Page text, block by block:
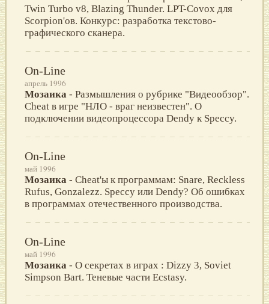
Twin Turbo v8, Blazing Thunder. LPT-Covox для
Scorpion'ов. Конкурс: разработка текстово-
графического сканера.
On-Line
апрель 1996
Мозаика - Размышления о рубрике "Видеообзор".
Cheat в игре "НЛО - враг неизвестен". О
подключении видеопроцессора Dendy к Speccy.
On-Line
май 1996
Мозаика - Cheat'ы к программам: Snare, Reckless
Rufus, Gonzalezz. Speccy или Dendy? Об ошибках
в программах отечественного производства.
On-Line
май 1996
Мозаика - О секретах в играх : Dizzy 3, Soviet
Simpson Bart. Теневые части Ecstasy.